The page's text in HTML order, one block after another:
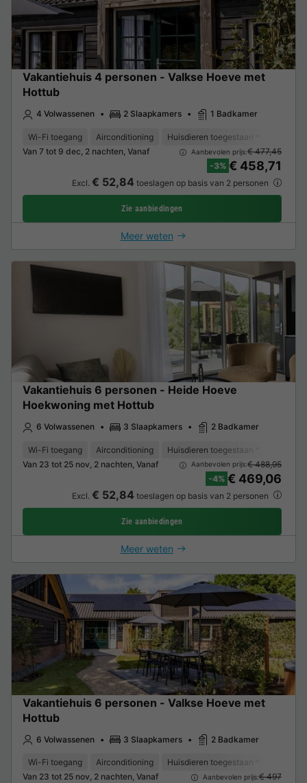
Vakantiehuis 4 personen - Valkse Hoeve met
Hottub
4 Volwassenen 2 Slaapkamers 1 Badkamer
Wi-Fi toegang Airconditioning Huisdieren toegestaan *
Van 7 tot 9 dec, 2 nachten, Vanaf
Aanbevolen prijs:€ 477,45
-3% € 458,71
Excl. € 52,84 toeslagen op basis van 2 personen
Zie aanbiedingen
Meer weten
Vakantiehuis 6 personen - Heide Hoeve
Hoekwoning met Hottub
6 Volwassenen 3 Slaapkamers 2 Badkamer
Wi-Fi toegang Airconditioning Huisdieren toegestaan *
Van 23 tot 25 nov, 2 nachten, Vanaf
Aanbevolen prijs:€ 488,95
-4% € 469,06
Excl. € 52,84 toeslagen op basis van 2 personen
Zie aanbiedingen
Meer weten
Vakantiehuis 6 personen - Valkse Hoeve met
Hottub
6 Volwassenen 3 Slaapkamers 2 Badkamer
Wi-Fi toegang Airconditioning Huisdieren toegestaan *
Van 23 tot 25 nov, 2 nachten, Vanaf
Aanbevolen prijs:€ 497